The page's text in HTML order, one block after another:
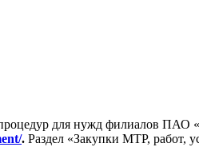
для нужд филиалов
. Раздел «Закупки МТР, работ,